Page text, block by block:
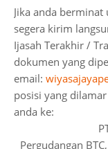
Jika anda
segera kirim
Ijasah Terakhir /
dokumen yang
email:
posisi yang
anda ke:
Pergudangan